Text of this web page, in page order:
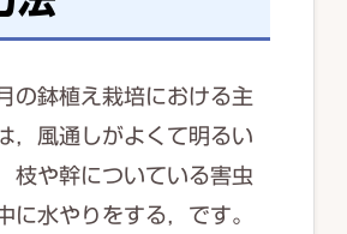
の鉢植え栽培における主
，風通しがよくて明るい
枝や幹についている害虫
に水やりをする，です。